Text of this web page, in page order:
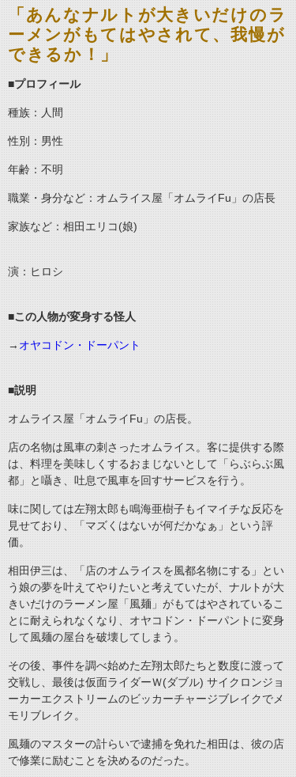
「あんなナルトが大きいだけのラ
ーメンがもてはやされて、我慢が
できるか！」
■プロフィール
種族：人間
性別：男性
年齢：不明
職業・身分など：オムライス屋「オムライFu」の店長
家族など：相田エリコ(娘)
演：ヒロシ
■この人物が変身する怪人
→ オヤコドン・ドーパント
■説明
オムライス屋「オムライFu」の店長。
店の名物は風車の刺さったオムライス。客に提供する際
は、料理を美味しくするおまじないとして「らぶらぶ風
都」と囁き、吐息で風車を回すサービスを行う。
味に関しては左翔太郎も鳴海亜樹子もイマイチな反応を
見せており、「マズくはないが何だかなぁ」という評
価。
相田伊三は、「店のオムライスを風都名物にする」とい
う娘の夢を叶えてやりたいと考えていたが、ナルトが大
きいだけのラーメン屋「風麺」がもてはやされているこ
とに耐えられなくなり、オヤコドン・ドーパントに変身
して風麺の屋台を破壊してしまう。
その後、事件を調べ始めた左翔太郎たちと数度に渡って
交戦し、最後は仮面ライダーＷ(ダブル) サイクロンジョ
ーカーエクストリームのビッカーチャージブレイクでメ
モリブレイク。
風麺のマスターの計らいで逮捕を免れた相田は、彼の店
で修業に励むことを決めるのだった。